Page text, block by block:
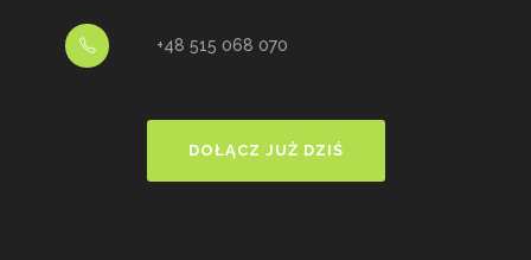
+48 515 068 070
DOŁĄCZ JUŻ DZIŚ